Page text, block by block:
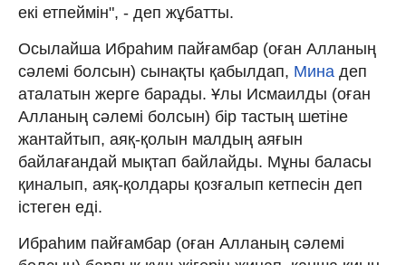
екі етпеймін", - деп жұбатты.
Осылайша Ибраһим пайғамбар (оған Алланың
сәлемі болсын) сынақты қабылдап, Мина деп
аталатын жерге барады. Ұлы Исмаилды (оған
Алланың сәлемі болсын) бір тастың шетіне
жантайтып, аяқ-қолын малдың аяғын
байлағандай мықтап байлайды. Мұны баласы
қиналып, аяқ-қолдары қозғалып кетпесін деп
істеген еді.
Ибраһим пайғамбар (оған Алланың сәлемі